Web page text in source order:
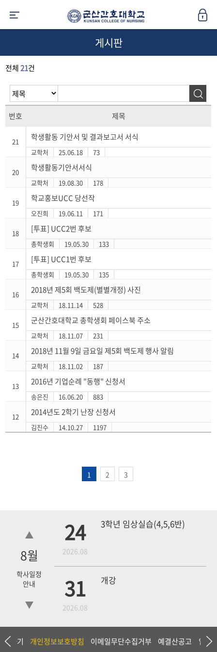
게시판
전체21건
번호 제목
21 학생활동 기안서 및 결과보고서 서식
교학처 25.06.18 73
20 학생활동기안서서식
교학처 19.08.30 178
19 학교홍보UCC 당선작
오진희 19.06.11 171
18 [투표] UCC2번 후보
총학생회 19.05.30 133
17 [투표] UCC1번 후보
총학생회 19.05.30 135
16 2018년 제5회 백도제(별별개정) 사진
교학처 18.11.14 528
15 군산간호대학교 총학생회 페이스북 주소
교학처 18.11.07 231
14 2018년 11월 9일 금요일 제5회 백도제 행사 알림
교학처 18.11.02 187
13 2016년 기업순례 "동행" 신청서
송은진 16.06.20 883
12 2014년도 2학기 난장 신청서
김진수 14.10.27 1197
1 2 3
8월
학사일정
안내
24
2026.08
3학년 임상실습(4,5,6반)
31
2026.08
개강
18 4학년 1차 모의고사
담하기 개인정보보호방침 이메일무단수집거부 예결산공고 입찰